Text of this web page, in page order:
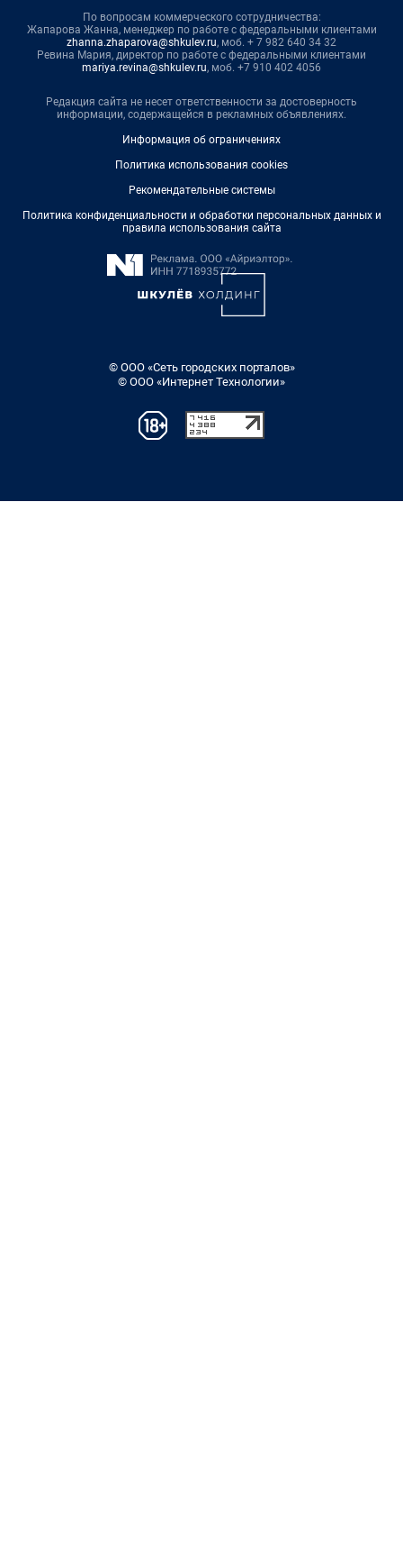
По вопросам коммерческого сотрудничества:
Жапарова Жанна, менеджер по работе с федеральными клиентами
zhanna.zhaparova@shkulev.ru, моб. + 7 982 640 34 32
Ревина Мария, директор по работе с федеральными клиентами
mariya.revina@shkulev.ru, моб. +7 910 402 4056
Редакция сайта не несет ответственности за достоверность
информации, содержащейся в рекламных объявлениях.
Информация об ограничениях
Политика использования cookies
Рекомендательные системы
Политика конфиденциальности и обработки персональных данных и
правила использования сайта
© ООО «Сеть городских порталов»
© ООО «Интернет Технологии»